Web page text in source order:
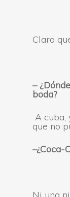
Claro
–
boda?
A cuba,
que no
–¿Coca-